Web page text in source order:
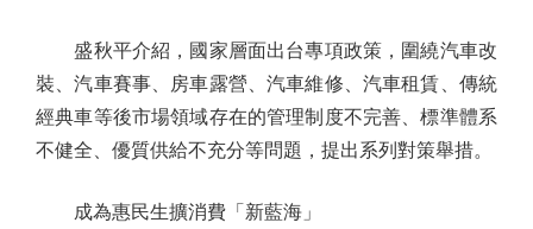
盛秋平介紹，國家層面出台專項政策，圍繞汽車改
裝、汽車賽事、房車露營、汽車維修、汽車租賃、傳統
經典車等後市場領域存在的管理制度不完善、標準體系
不健全、優質供給不充分等問題，提出系列對策舉措。
成為惠民生擴消費「新藍海」